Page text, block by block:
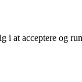
acceptere og